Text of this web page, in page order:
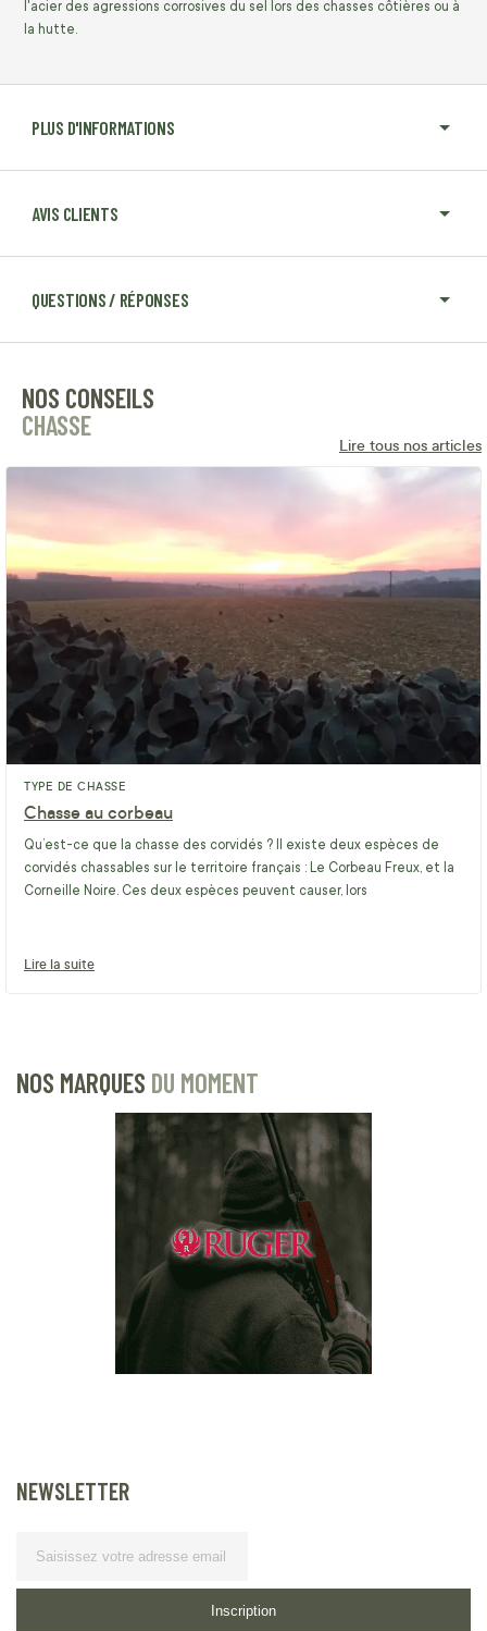
PLUS D'INFORMATIONS
AVIS CLIENTS
QUESTIONS / RÉPONSES
l'acier des agressions corrosives du sel lors des chasses côtières ou à
la hutte.
NOS CONSEILS
CHASSE
Lire tous nos articles
TYPE DE CHASSE
Chasse au corbeau
Qu’est-ce que la chasse des corvidés ? Il existe deux espèces de
corvidés chassables sur le territoire français : Le Corbeau Freux, et la
Corneille Noire. Ces deux espèces peuvent causer, lors
Lire la suite
NOS MARQUES DU MOMENT
NEWSLETTER
Inscription